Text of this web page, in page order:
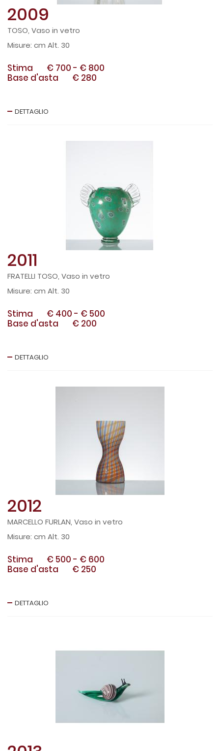
2009
TOSO, Vaso in vetro
cm Alt. 30
Stima € 700 - € 800
Base d'asta
€ 280
DETTAGLIO
2011
FRATELLI TOSO, Vaso in vetro
cm Alt. 30
Stima € 400 - € 500
Base d'asta
€ 200
DETTAGLIO
2012
MARCELLO FURLAN, Vaso in vetro
cm Alt. 30
Stima € 500 - € 600
Base d'asta
€ 250
DETTAGLIO